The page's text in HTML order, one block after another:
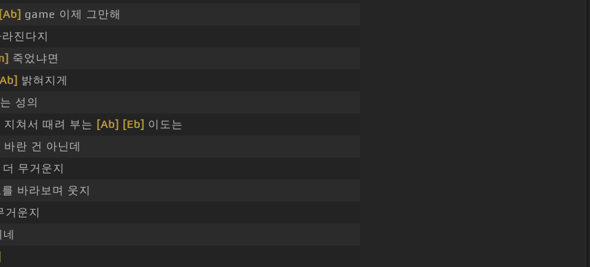
[Ab] game 이제 그만해
진다지
죽었냐면
밝혀지게
성의
지쳐서 때려 부는 [Ab] [Eb] 이도는
란 건 아닌데
무거운지
바라보며 웃지
거운지